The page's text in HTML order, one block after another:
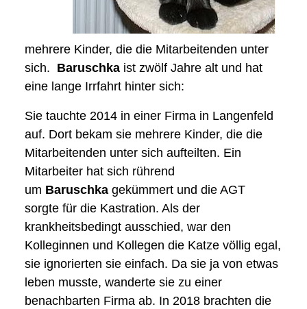
mehrere Kinder, die die Mitarbeitenden unter
sich. Baruschka ist zwölf Jahre alt und hat
eine lange Irrfahrt hinter sich:
Sie tauchte 2014 in einer Firma in Langenfeld
auf. Dort bekam sie mehrere Kinder, die die
Mitarbeitenden unter sich aufteilten. Ein
Mitarbeiter hat sich rührend
um Baruschka gekümmert und die AGT
sorgte für die Kastration. Als der
krankheitsbedingt ausschied, war den
Kolleginnen und Kollegen die Katze völlig egal,
sie ignorierten sie einfach. Da sie ja von etwas
leben musste, wanderte sie zu einer
benachbarten Firma ab. In 2018 brachten die